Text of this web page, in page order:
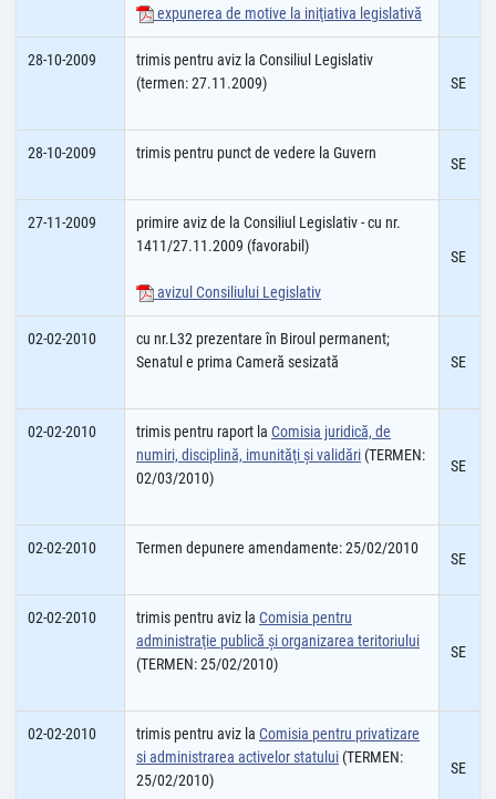
expunerea de motive la iniţiativa legislativă
28-10-2009
trimis pentru aviz la Consiliul Legislativ
(termen: 27.11.2009)
SE
28-10-2009 trimis pentru punct de vedere la Guvern
SE
27-11-2009
primire aviz de la Consiliul Legislativ - cu nr.
1411/27.11.2009 (favorabil)
avizul Consiliului Legislativ
SE
02-02-2010
cu nr.L32 prezentare în Biroul permanent;
Senatul e prima Cameră sesizată
SE
02-02-2010 trimis pentru raport la Comisia juridică, de
numiri, disciplină, imunităţi şi validări (TERMEN:
02/03/2010)
SE
02-02-2010 Termen depunere amendamente: 25/02/2010
SE
02-02-2010 trimis pentru aviz la Comisia pentru
administraţie publică şi organizarea teritoriului
(TERMEN: 25/02/2010)
SE
02-02-2010 trimis pentru aviz la Comisia pentru privatizare
si administrarea activelor statului (TERMEN:
25/02/2010)
SE